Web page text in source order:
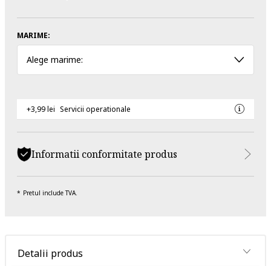
MARIME:
Alege marime:
+3,99 lei Servicii operationale
Informatii conformitate produs
Pretul include TVA.
Detalii produs